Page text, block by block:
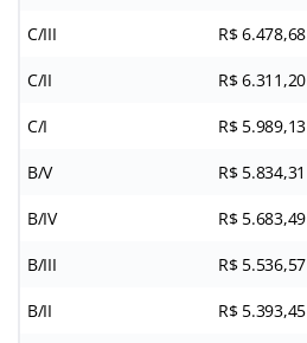
C/III R$ 6.478,68
C/II R$ 6.311,20
C/I R$ 5.989,13
B/V R$ 5.834,31
B/IV R$ 5.683,49
B/III R$ 5.536,57
B/II R$ 5.393,45